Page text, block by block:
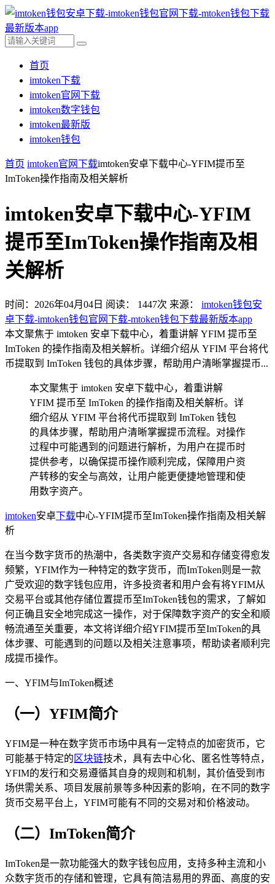
首页
imtoken下载
imtoken官网下载
imtoken数字钱包
imtoken最新版
imtoken钱包
首页 imtoken官网下载imtoken安卓下载中心-YFIM提币至
ImToken操作指南及相关解析
imtoken安卓下载中心-YFIM
提币至ImToken操作指南及相
关解析
时间：2026年04月04日 阅读： 1447次 来源： imtoken钱包安
卓下载-imtoken钱包官网下载-mtoken钱包下载最新版本app
本文聚焦于 imtoken 安卓下载中心，着重讲解 YFIM 提币至
ImToken 的操作指南及相关解析。详细介绍从 YFIM 平台将代
币提取到 ImToken 钱包的具体步骤，帮助用户清晰掌握提币...
本文聚焦于 imtoken 安卓下载中心，着重讲解
YFIM 提币至 ImToken 的操作指南及相关解析。详
细介绍从 YFIM 平台将代币提取到 ImToken 钱包
的具体步骤，帮助用户清晰掌握提币流程。对操作
过程中可能遇到的问题进行解析，为用户在提币时
提供参考，以确保提币操作顺利完成，保障用户资
产转移的安全与高效，让用户能更便捷地管理和使
用数字资产。
imtoken安卓下载中心-YFIM提币至ImToken操作指南及相关解
析
在当今数字货币的热潮中，各类数字资产交易和存储变得愈发
频繁，YFIM作为一种特定的数字货币，而ImToken则是一款
广受欢迎的数字钱包应用，许多投资者和用户会有将YFIM从
交易平台或其他存储位置提币至ImToken钱包的需求，了解如
何正确且安全地完成这一操作，对于保障数字资产的安全和顺
畅流通至关重要，本文将详细介绍YFIM提币至ImToken的具
体步骤、可能遇到的问题以及相关注意事项，帮助读者顺利完
成提币操作。
一、YFIM与ImToken概述
（一）YFIM简介
YFIM是一种在数字货币市场中具有一定特点的加密货币，它
可能基于特定的 区块链技术，具有去中心化、匿名性等特点，
YFIM的发行和交易遵循其自身的规则和机制，其价值受到市
场供需关系、项目发展前景等多种因素的影响，在不同的数字
货币交易平台上，YFIM可能有不同的交易对和价格波动。
（二）ImToken简介
ImToken是一款功能强大的数字钱包应用，支持多种主流和小
众数字货币的存储和管理，它具有简洁易用的界面、高度的安